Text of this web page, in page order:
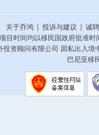
关于乔鸿 | 投诉与建议 | 诚
目时间均以移民国政府批准
资顾问有限公司 因私出入
巴尼亚移